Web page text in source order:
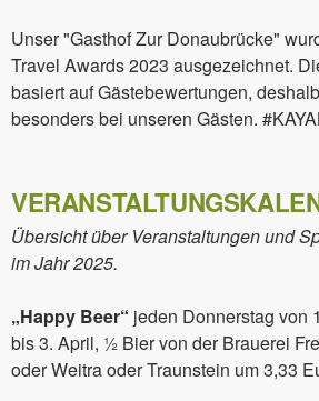
Unser "Gasthof Zur Donaubrücke"
Travel Awards 2023 ausgezeichnet.
basiert auf Gästebewertungen,
besonders bei unseren Gästen.
Übersicht über Veranstaltungen und
im Jahr 2025.
„Happy Beer“ jeden Donnerstag von
bis 3. April, ½ Bier von der Brauerei
oder Weitra oder Traunstein um 3,33